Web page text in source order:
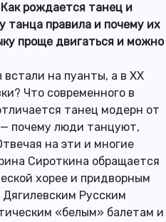
рождается танец и
танца правила и почему их
проще двигаться и можно
на пуанты, а в XX
Что современного в
танец модерн от
почему люди танцуют,
на эти и многие
Сироткина обращается
хорее и придворным
Русским
«белым» балетам и